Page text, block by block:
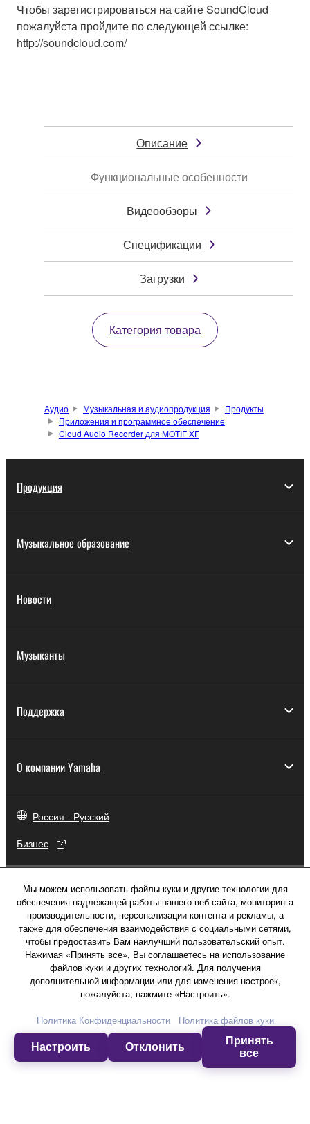
Чтобы зарегистрироваться на сайте SoundCloud
пожалуйста пройдите по следующей ссылке:
http://soundcloud.com/
Описание
Функциональные особенности
Видеообзоры
Спецификации
Загрузки
Категория товара
Аудио Музыкальная и аудиопродукция
Продукты
Приложения и программное обеспечение
Cloud Audio Recorder для MOTIF XF
Продукция
Музыкальное образование
Новости
Музыканты
Поддержка
О компании Yamaha
Россия - Русский
Бизнес
Мы можем использовать файлы куки и другие технологии для
обеспечения надлежащей работы нашего веб-сайта, мониторинга
производительности, персонализации контента и рекламы, а
также для обеспечения взаимодействия с социальными сетями,
чтобы предоставить Вам наилучший пользовательский опыт.
Нажимая «Принять все», Вы соглашаетесь на использование
файлов куки и других технологий. Для получения
дополнительной информации или для изменения настроек,
пожалуйста, нажмите «Настроить».
Политика Конфиденциальности
Политика файлов куки
Настроить Отклонить
Принять
все
Свяжитесь с намиУсловия использования
Политика конфиденциальности
Политика в отношении файлов куки